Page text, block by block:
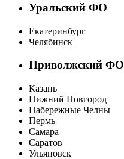
Уральский ФО
Екатеринбург
Челябинск
Приволжский ФО
Казань
Нижний Новгород
Набережные Челны
Пермь
Самара
Саратов
Ульяновск